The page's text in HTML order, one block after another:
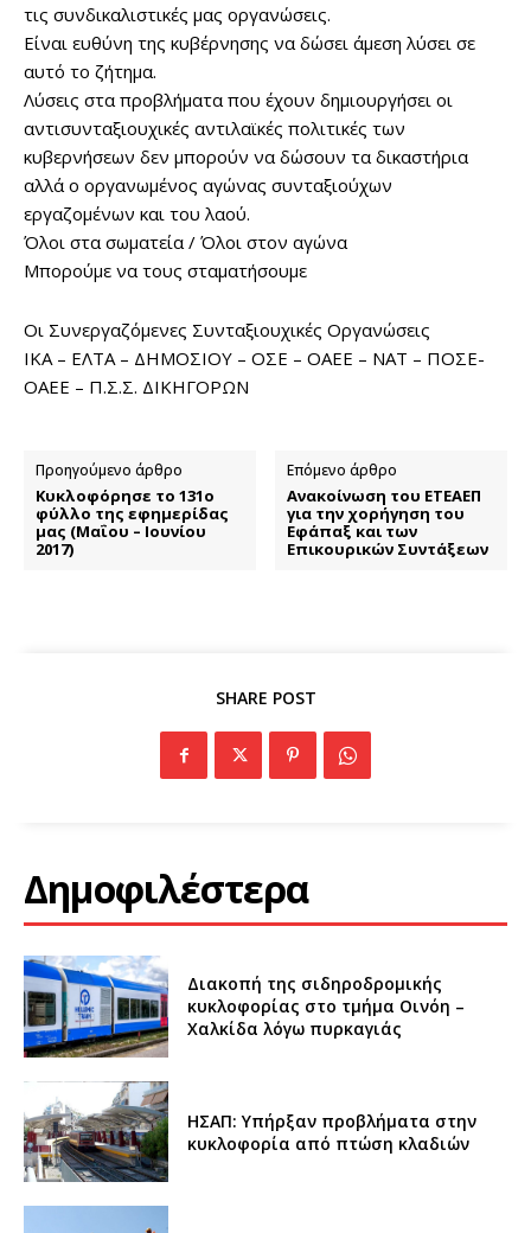
τις συνδικαλιστικές μας οργανώσεις.
Είναι ευθύνη της κυβέρνησης να δώσει άμεση λύσει σε
αυτό το ζήτημα.
Λύσεις στα προβλήματα που έχουν δημιουργήσει οι
αντισυνταξιουχικές αντιλαϊκές πολιτικές των
κυβερνήσεων δεν μπορούν να δώσουν τα δικαστήρια
αλλά ο οργανωμένος αγώνας συνταξιούχων
εργαζομένων και του λαού.
Όλοι στα σωματεία / Όλοι στον αγώνα
Μπορούμε να τους σταματήσουμε
Οι Συνεργαζόμενες Συνταξιουχικές Οργανώσεις
ΙΚΑ – ΕΛΤΑ – ΔΗΜΟΣΙΟΥ – ΟΣΕ – OAEE – ΝΑΤ – ΠΟΣΕ-
ΟΑΕΕ – Π.Σ.Σ. ΔΙΚΗΓΟΡΩΝ
Προηγούμενο άρθρο
Κυκλοφόρησε το 131ο
φύλλο της εφημερίδας
μας (Μαΐου – Ιουνίου
2017)
Επόμενο άρθρο
Ανακοίνωση του ΕΤΕΑΕΠ
για την χορήγηση του
Εφάπαξ και των
Επικουρικών Συντάξεων
SHARE POST
Δημοφιλέστερα
Διακοπή της σιδηροδρομικής
κυκλοφορίας στο τμήμα Οινόη –
Χαλκίδα λόγω πυρκαγιάς
ΗΣΑΠ: Υπήρξαν προβλήματα στην
κυκλοφορία από πτώση κλαδιών